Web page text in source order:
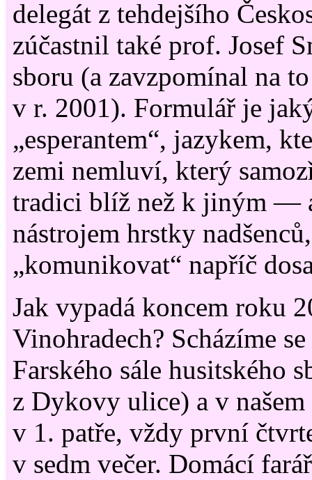
delegát z tehdejšího
zúčastnil také prof. Josef
sboru (a zavzpomínal na
v r. 2001). Formulář je
„esperantem“, jazykem,
zemi nemluví, který
tradici blíž než k jiným —
nástrojem hrstky
„komunikovat“ napříč
Jak vypadá koncem roku
Vinohradech? Scházíme
Farského sále husitského
z Dykovy ulice) a v našem
v 1. patře, vždy první
v sedm večer. Domácí